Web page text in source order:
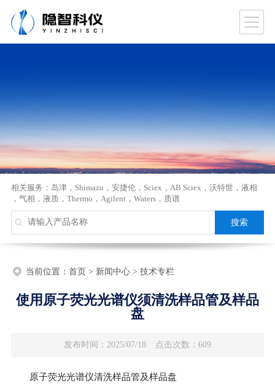
相关服务： 岛津， Shimazu ， 安捷伦， Sciex ， AB Sciex ， 沃特世， 液相
， 气相 ， 液质， Thermo ， Agilent ， Waters， 质谱
当前位置： 首页> 新闻中心> 技术专栏
使用原子荧光光谱仪须清洗样品管及样品
盘
发布时间：2025/07/18 点击次数：609
原子荧光光谱仪清洗样品管及样品盘